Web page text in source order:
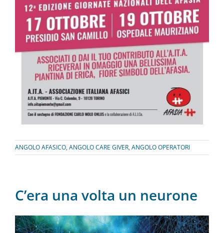
ANGOLO AFASICO, ANGOLO CARE GIVER, ANGOLO OPERATORI
C’era una volta un neurone